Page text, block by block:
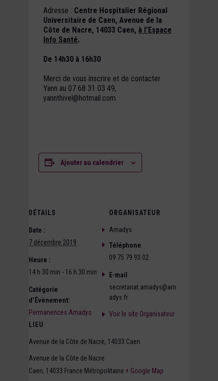
Adresse : Centre Hospitalier Régional
Universitaire de Caen, Avenue de la
Côte de Nacre, 14033 Caen, à l’Espace
Info Santé.
De 14h30 à 16h30
Merci de vous inscrire et de contacter
Yann au 07 68 31 03 49,
yannthivel@hotmail.com
Ajouter au calendrier
DÉTAILS
Date :
7 décembre 2019
Heure :
14 h 30 min - 16 h 30 min
Catégorie
d’Évènement:
Permanences Amadys
LIEU
Avenue de la Côte de Nacre, 14033 Caen
Avenue de la Côte de Nacre
Caen, 14033 France Métropolitaine + Google Map
ORGANISATEUR
Amadys
Téléphone
09 75 79 93 02
E-mail
secretariat.amadys@am
adys.fr
Voir le site Organisateur